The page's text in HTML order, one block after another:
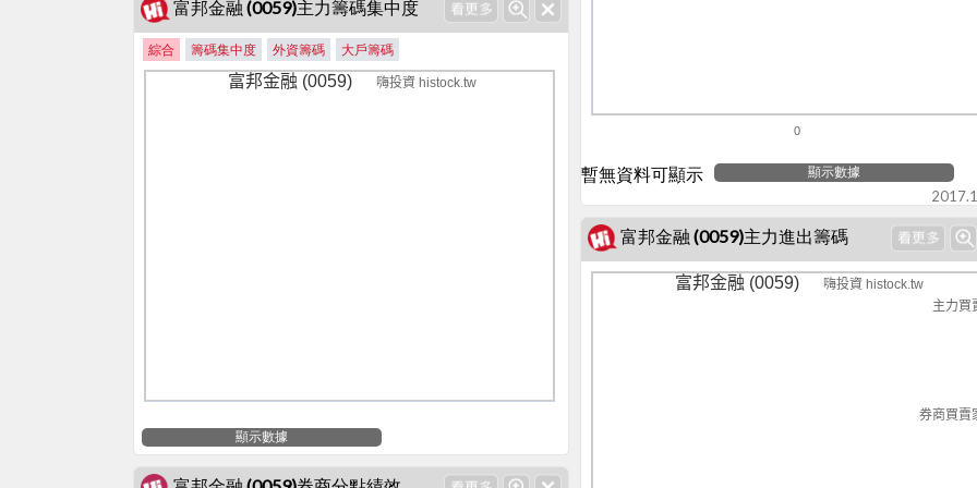
0
暫無資料可顯示 顯示數據
富邦金融 (0059)主力籌碼集中度
綜合 籌碼集中度 外資籌碼 大戶籌碼
富邦金融 (0059) 嗨投資 histock.tw
顯示數據
富邦金融 (0059)主力進出籌碼
主力買
券商買賣
富邦金融 (0059) 嗨投資 histock.tw